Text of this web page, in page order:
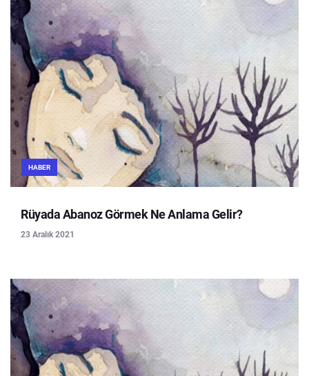
HABER
Rüyada Abanoz Görmek Ne Anlama Gelir?
23 Aralık 2021